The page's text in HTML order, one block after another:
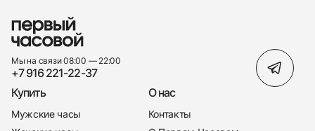
Мы на связи 08:00 — 22:00
+7 916 221-22-37
Купить
Мужские часы
О нас
Контакты